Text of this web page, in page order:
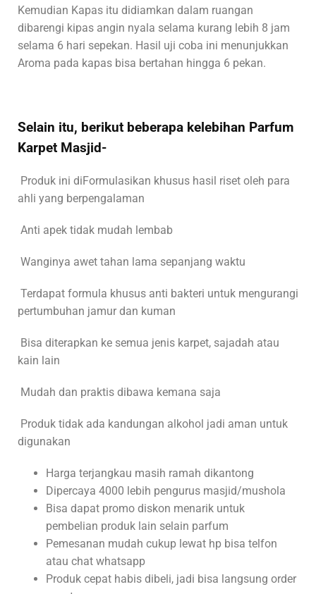
Kemudian Kapas itu didiamkan dalam ruangan
dibarengi kipas angin nyala selama kurang lebih 8 jam
selama 6 hari sepekan. Hasil uji coba ini menunjukkan
Aroma pada kapas bisa bertahan hingga 6 pekan.
Selain itu, berikut beberapa kelebihan Parfum
Karpet Masjid-
Produk ini diFormulasikan khusus hasil riset oleh para
ahli yang berpengalaman
Anti apek tidak mudah lembab
Wanginya awet tahan lama sepanjang waktu
Terdapat formula khusus anti bakteri untuk mengurangi
pertumbuhan jamur dan kuman
Bisa diterapkan ke semua jenis karpet, sajadah atau
kain lain
Mudah dan praktis dibawa kemana saja
Produk tidak ada kandungan alkohol jadi aman untuk
digunakan
Harga terjangkau masih ramah dikantong
Dipercaya 4000 lebih pengurus masjid/mushola
Bisa dapat promo diskon menarik untuk
pembelian produk lain selain parfum
Pemesanan mudah cukup lewat hp bisa telfon
atau chat whatsapp
Produk cepat habis dibeli, jadi bisa langsung order